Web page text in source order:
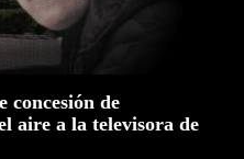
concesión de
aire a la televisora de